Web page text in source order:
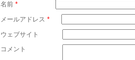
名前 *
メールアドレス *
ウェブサイト
コメント